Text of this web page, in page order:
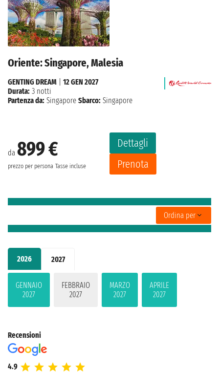
2026 2027
GENNAIO
2027
FEBBRAIO
2027
MARZO
2027
APRILE
2027
Oriente: Singapore, Malesia
da 899 €
prezzo per persona Tasse incluse
Dettagli
Prenota
GENTING DREAM
12 GEN 2027
Durata: 3 notti
Partenza da: Singapore Sbarco: Singapore
Ordina per
Recensioni
4.9